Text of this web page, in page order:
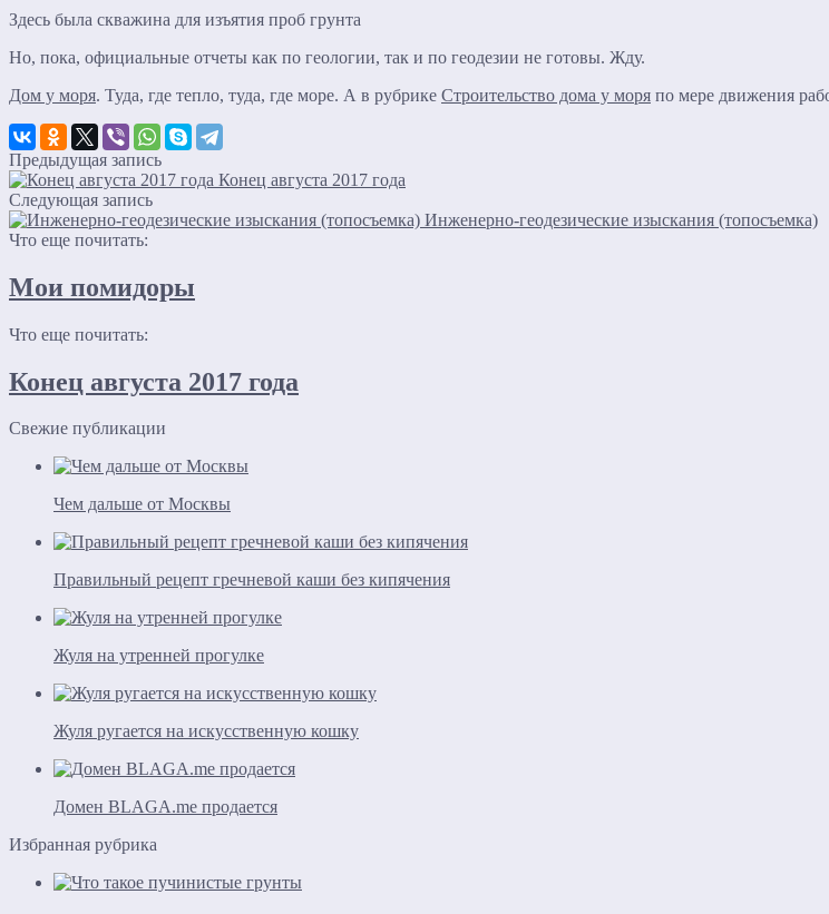
Здесь была скважина для изъятия проб грунта
Но, пока, официальные отчеты как по геологии, так и по геодезии не готовы. Жду.
Дом у моря. Туда, где тепло, туда, где море. А в рубрике Строительство дома у моря по мере движения
Предыдущая запись
Конец августа 2017 года
Следующая запись
Инженерно-геодезические изыскания (топосъемка)
Что еще почитать:
Мои помидоры
Что еще почитать:
Конец августа 2017 года
Свежие публикации
Чем дальше от Москвы
Правильный рецепт гречневой каши без кипячения
Жуля на утренней прогулке
Жуля ругается на искусственную кошку
Домен BLAGA.me продается
Избранная рубрика